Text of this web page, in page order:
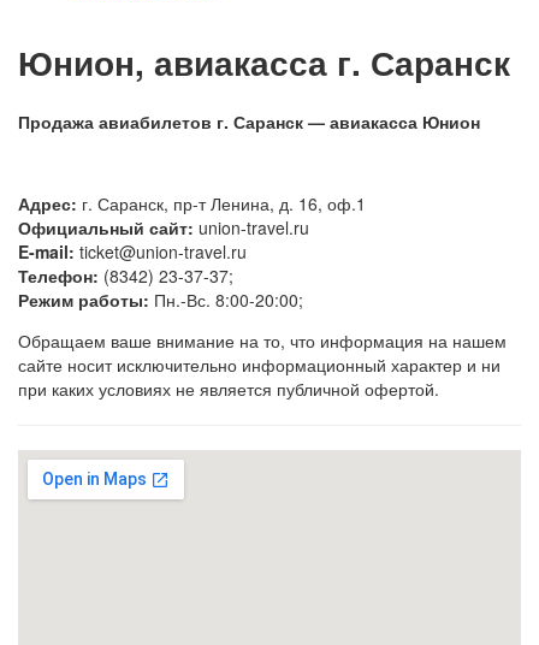
Юнион, авиакасса г. Саранск
Продажа авиабилетов г. Саранск — авиакасса Юнион
Адрес: г. Саранск, пр-т Ленина, д. 16, оф.1
Официальный сайт: union-travel.ru
E-mail: ticket@union-travel.ru
Телефон: (8342) 23-37-37;
Режим работы: Пн.-Вс. 8:00-20:00;
Обращаем ваше внимание на то, что информация на нашем
сайте носит исключительно информационный характер и ни
при каких условиях не является публичной офертой.